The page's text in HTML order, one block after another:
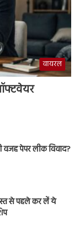
वायरल
वजह पेपर लीक विवाद?
से पहले कर लें ये